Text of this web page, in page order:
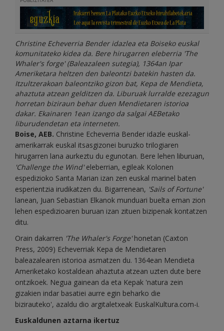
Christine Echeverria Bender idazlea eta Boiseko euskal
komunitateko kidea da. Bere hirugarren eleberria 'The
Whaler's forge' (Baleazaleen sutegia), 1364an Ipar
Ameriketara heltzen den baleontzi batekin hasten da.
Itzultzerakoan baleontziko gizon bat, Kepa de Mendieta,
ahaztuta atzean gelditzen da. Liburuak lurralde ezezagun
horretan biziraun behar duen Mendietaren istorioa
dakar. Ekainaren 1ean izango da salgai AEBetako
liburudendetan eta interneten.
Boise, AEB. Christine Echeverria Bender idazle euskal-
amerikarrak euskal itsasgizonei buruzko trilogiaren
hirugarren lana aurkeztu du egunotan. Bere lehen liburuan,
'Challenge the Wind'eleberrian, egileak Kolonen
espedizioko Santa Marian izan zen euskal marinel baten
esperientzia irudikatzen du. Bigarrenean, 'Sails of Fortune'
lanean, Juan Sebastian Elkanok munduari buelta eman zion
lehen espedizioaren buruan izan zituen bizipenak kontatzen
ditu.
Orain dakarren 'The Whaler's Forge'honetan (Caxton
Press, 2009) Echeverriak Kepa de Mendietaren
baleazalearen istorioa asmatzen du. 1364ean Mendieta
Ameriketako kostaldean ahaztuta atzean uzten dute bere
ontzikoek. Negua gainean da eta Kepak 'natura zein
gizakien indar basatiei aurre egin beharko die
bizirauteko', azaldu dio argitaletxeak EuskalKultura.com-i.
Euskaldunen aztarna ikertuz